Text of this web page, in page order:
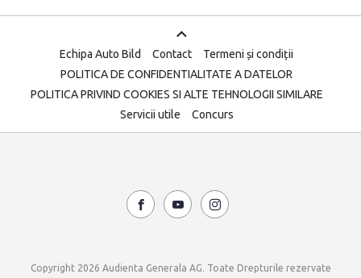
Echipa Auto Bild Contact
Termeni și condiții
POLITICA DE CONFIDENTIALITATE A DATELOR
POLITICA PRIVIND COOKIES SI ALTE TEHNOLOGII SIMILARE
Servicii utile
Concurs
Copyright 2026 Audienta Generala AG. Toate Drepturile rezervate